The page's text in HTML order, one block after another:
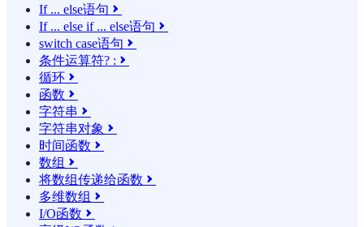
If ... else语句 
If ... else if ... else语句 
switch case语句 
条件运算符? : 
循环 
函数 
字符串 
字符串对象 
时间函数 
数组 
将数组传递给函数 
多维数组 
I/O函数 